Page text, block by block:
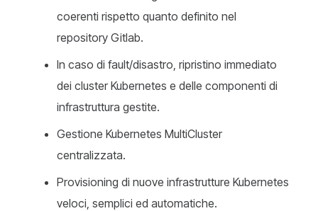
coerenti rispetto quanto definito nel
repository Gitlab.
In caso di fault/disastro, ripristino immediato
dei cluster Kubernetes e delle componenti di
infrastruttura gestite.
Gestione Kubernetes MultiCluster
centralizzata.
Provisioning di nuove infrastrutture Kubernetes
veloci, semplici ed automatiche.